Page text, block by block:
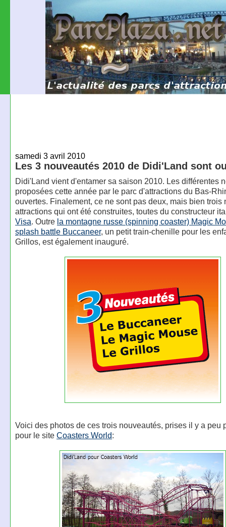
samedi 3 avril 2010
Les 3 nouveautés 2010 de Didi'Land sont
Didi'Land vient d'entamer sa saison 2010. Les différentes
proposées cette année par le parc d'attractions du Bas-
ouvertes. Finalement, ce ne sont pas deux, mais bien trois
attractions qui ont été construites, toutes du constructeur
Visa. Outre la montagne russe (spinning coaster) Magic
splash battle Buccaneer, un petit train-chenille pour les
Grillos, est également inauguré.
Voici des photos de ces trois nouveautés, prises il y a peu
pour le site Coasters World: